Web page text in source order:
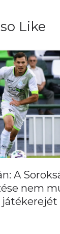
Like
A
nem